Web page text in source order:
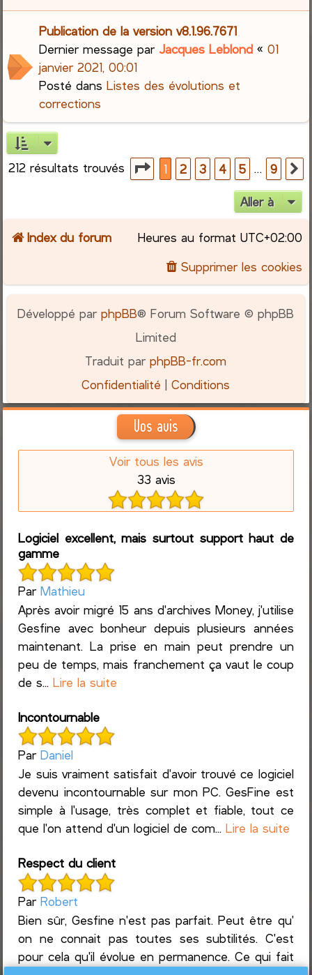
Publication de la version v8.1.96.7671
Dernier message parJacques Leblond «01
janvier 2021, 00:01
Posté dansListes des évolutions et
corrections
212 résultats trouvés Page1sur
1 2 3 4 5 … 9
Aller à
Index du forum Heures au format UTC+02:00
Supprimer les cookies
Développé parphpBB® Forum Software © phpBB
Limited
Traduit parphpBB-fr.com
Confidentialité |Conditions
Vos avis
Voir tous les avis
33 avis
Logiciel excellent, mais surtout support haut de
gamme
ParMathieu
Après avoir migré 15 ans d'archives Money, j'utilise
Gesfine avec bonheur depuis plusieurs années
maintenant. La prise en main peut prendre un
peu de temps, mais franchement ça vaut le coup
de s...Lire la suite
Incontournable
ParDaniel
Je suis vraiment satisfait d'avoir trouvé ce logiciel
devenu incontournable sur mon PC. GesFine est
simple à l'usage, très complet et fiable, tout ce
que l'on attend d'un logiciel de com...Lire la suite
Respect du client
ParRobert
Bien sûr, Gesfine n'est pas parfait. Peut être qu'
on ne connait pas toutes ses subtilités. C'est
pour cela qu'il évolue en permanence. Ce qui fait